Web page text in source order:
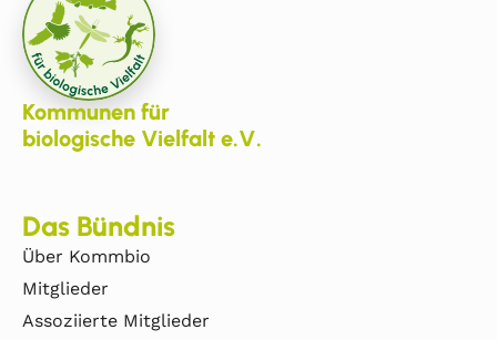
Kommunen für
biologische Vielfalt e.V.
Das Bündnis
Über Kommbio
Mitglieder
Assoziierte Mitglieder